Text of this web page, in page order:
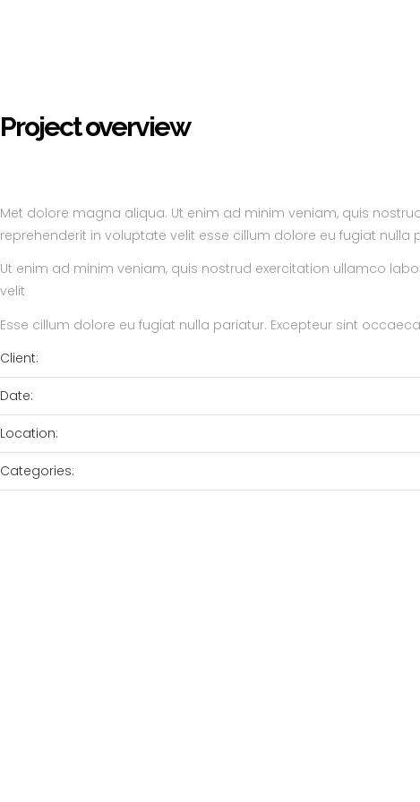
Project overview
Met dolore magna aliqua. Ut enim ad minim veniam, quis
reprehenderit in voluptate velit esse cillum dolore eu fugiat
Ut enim ad minim veniam, quis nostrud exercitation ullamco
velit
Esse cillum dolore eu fugiat nulla pariatur. Excepteur sint
Client:
Date:
Location:
Categories: